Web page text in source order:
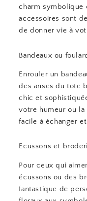
charm symbolique
accessoires sont
de donner vie à
Bandeaux ou
Enrouler un
des anses du tote
chic et
votre humeur ou la
facile à échanger
Ecussons et
Pour ceux qui
écussons ou des
fantastique de